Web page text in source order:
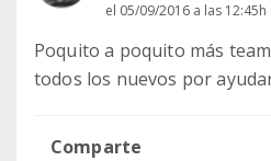
el 05/09/2016 a las 12:45h
Poquito a poquito más
todos los nuevos por
Comparte